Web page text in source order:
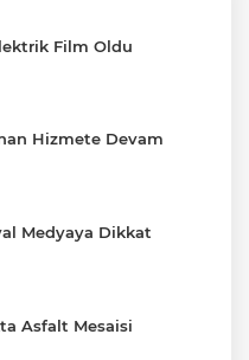
Film Oldu
Hizmete Devam
Medyaya Dikkat
Asfalt Mesaisi